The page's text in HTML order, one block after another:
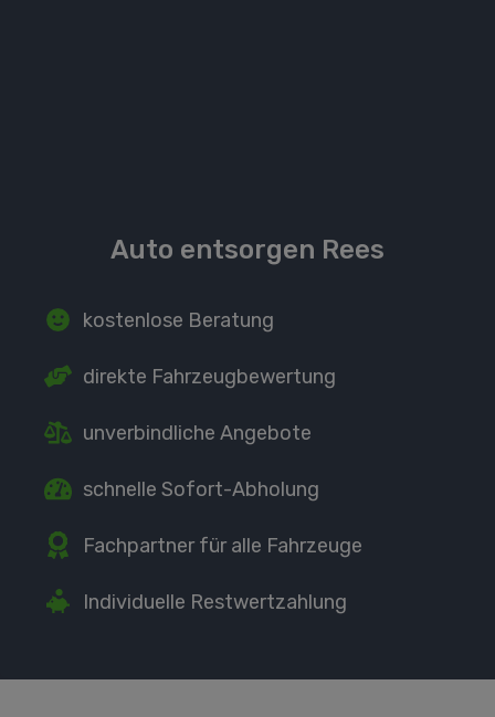
Auto entsorgen Rees
kostenlose Beratung
direkte Fahrzeugbewertung
unverbindliche Angebote
schnelle Sofort-Abholung
Fachpartner für alle Fahrzeuge
Individuelle Restwertzahlung